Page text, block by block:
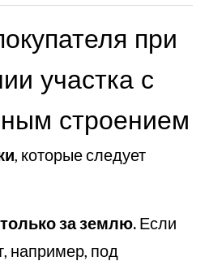
при
участка с
строением
, которые следует
за землю. Если
например, под